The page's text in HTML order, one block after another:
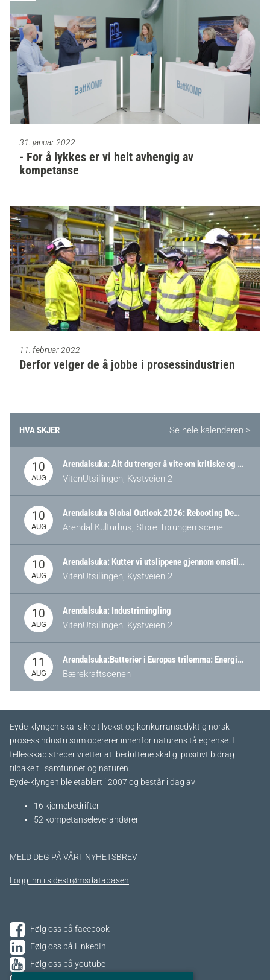
31. januar 2022
- For å lykkes er vi helt avhengig av
kompetanse
11. februar 2022
Derfor velger de å jobbe i prosessindustrien
HVA SKJER Se hele kalenderen >
10
AUG
Arendalsuka: Alt du trenger å vite om kritiske og strategiske verdikjeder i Norge
VitenUtsillingen, Kystveien 2
10
AUG
Arendalsuka Global Outlook 2026: Rebooting Democracy for a New World Order
Arendal Kulturhus, Store Torungen scene
10
AUG
Arendalsuka: Kutter vi utslippene gjennom omstilling – eller tap av industri?
VitenUtsillingen, Kystveien 2
10
AUG
Arendalsuka: Industrimingling
VitenUtsillingen, Kystveien 2
11
AUG
Arendalsuka:Batterier i Europas trilemma: Energisikkerhet, konkurransekraft og bærekraft (Battery Norway-arrangement)
Bærekraftscenen
Eyde-klyngen skal sikre tilvekst og konkurransedyktig norsk
prosessindustri som opererer innenfor naturens tålegrense. I
fellesskap streber vi etter at bedriftene skal gi positivt bidrag
tilbake til samfunnet og naturen.
Eyde-klyngen ble etablert i 2007 og består i dag av:
16 kjernebedrifter​
52 kompetanseleverandører
MELD DEG PÅ VÅRT NYHETSBREV
Logg inn i sidestrømsdatabasen
Følg oss på facebook
Følg oss på LinkedIn
Følg oss på youtube